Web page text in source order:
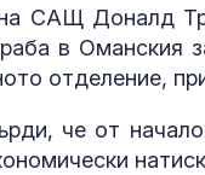
САЩ Доналд
в Оманския
отделение,
че от